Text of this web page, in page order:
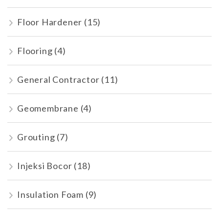
Floor Hardener (15)
Flooring (4)
General Contractor (11)
Geomembrane (4)
Grouting (7)
Injeksi Bocor (18)
Insulation Foam (9)